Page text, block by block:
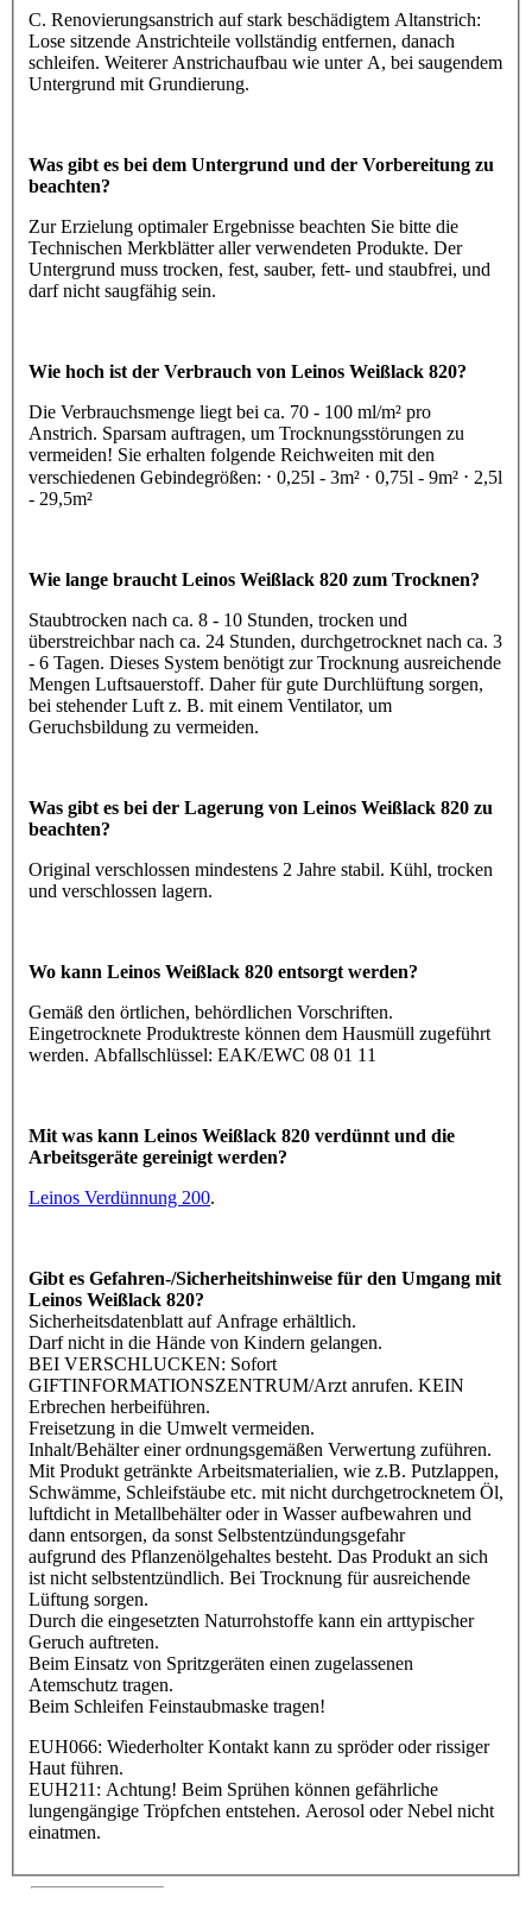
C. Renovierungsanstrich auf stark beschädigtem Altanstrich:
Lose sitzende Anstrichteile vollständig entfernen, danach
schleifen. Weiterer Anstrichaufbau wie unter A, bei saugendem
Untergrund mit Grundierung.
Was gibt es bei dem Untergrund und der Vorbereitung zu
beachten?
Zur Erzielung optimaler Ergebnisse beachten Sie bitte die
Technischen Merkblätter aller verwendeten Produkte. Der
Untergrund muss trocken, fest, sauber, fett- und staubfrei, und
darf nicht saugfähig sein.
Wie hoch ist der Verbrauch von Leinos Weißlack 820?
Die Verbrauchsmenge liegt bei ca. 70 - 100 ml/m² pro
Anstrich. Sparsam auftragen, um Trocknungsstörungen zu
vermeiden! Sie erhalten folgende Reichweiten mit den
verschiedenen Gebindegrößen: ⋅ 0,25l - 3m² ⋅ 0,75l - 9m² ⋅ 2,5l
- 29,5m²
Wie lange braucht Leinos Weißlack 820 zum Trocknen?
Staubtrocken nach ca. 8 - 10 Stunden, trocken und
überstreichbar nach ca. 24 Stunden, durchgetrocknet nach ca. 3
- 6 Tagen. Dieses System benötigt zur Trocknung ausreichende
Mengen Luftsauerstoff. Daher für gute Durchlüftung sorgen,
bei stehender Luft z. B. mit einem Ventilator, um
Geruchsbildung zu vermeiden.
Was gibt es bei der Lagerung von Leinos Weißlack 820 zu
beachten?
Original verschlossen mindestens 2 Jahre stabil. Kühl, trocken
und verschlossen lagern.
Wo kann Leinos Weißlack 820 entsorgt werden?
Gemäß den örtlichen, behördlichen Vorschriften.
Eingetrocknete Produktreste können dem Hausmüll zugeführt
werden. Abfallschlüssel: EAK/EWC 08 01 11
Mit was kann Leinos Weißlack 820 verdünnt und die
Arbeitsgeräte gereinigt werden?
Leinos Verdünnung 200.
Gibt es Gefahren-/Sicherheitshinweise für den Umgang mit
Leinos Weißlack 820?
Sicherheitsdatenblatt auf Anfrage erhältlich.
Darf nicht in die Hände von Kindern gelangen.
BEI VERSCHLUCKEN: Sofort
GIFTINFORMATIONSZENTRUM/Arzt anrufen. KEIN
Erbrechen herbeiführen.
Freisetzung in die Umwelt vermeiden.
Inhalt/Behälter einer ordnungsgemäßen Verwertung zuführen.
Mit Produkt getränkte Arbeitsmaterialien, wie z.B. Putzlappen,
Schwämme, Schleifstäube etc. mit nicht durchgetrocknetem Öl,
luftdicht in Metallbehälter oder in Wasser aufbewahren und
dann entsorgen, da sonst Selbstentzündungsgefahr
aufgrund des Pflanzenölgehaltes besteht. Das Produkt an sich
ist nicht selbstentzündlich. Bei Trocknung für ausreichende
Lüftung sorgen.
Durch die eingesetzten Naturrohstoffe kann ein arttypischer
Geruch auftreten.
Beim Einsatz von Spritzgeräten einen zugelassenen
Atemschutz tragen.
Beim Schleifen Feinstaubmaske tragen!
EUH066: Wiederholter Kontakt kann zu spröder oder rissiger
Haut führen.
EUH211: Achtung! Beim Sprühen können gefährliche
lungengängige Tröpfchen entstehen. Aerosol oder Nebel nicht
einatmen.